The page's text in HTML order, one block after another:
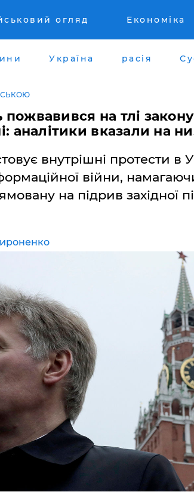
огляд Економіка
Україна расія
на тлі
аналітики вказали на
внутрішні протести в
війни,
на підрив західної